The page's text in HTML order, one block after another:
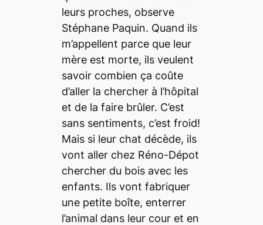
leurs proches, observe
Stéphane Paquin. Quand ils
m’appellent parce que leur
mère est morte, ils veulent
savoir combien ça coûte
d’aller la chercher à l’hôpital
et de la faire brûler. C’est
sans sentiments, c’est froid!
Mais si leur chat décède, ils
vont aller chez Réno-Dépot
chercher du bois avec les
enfants. Ils vont fabriquer
une petite boîte, enterrer
l’animal dans leur cour et en